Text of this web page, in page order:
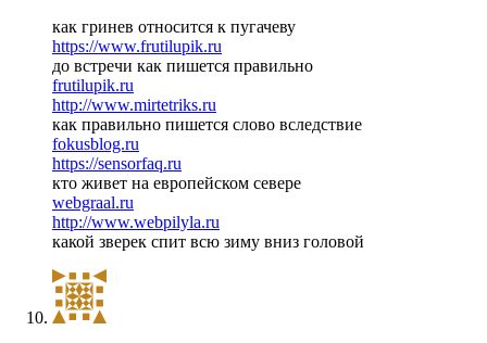
как гринев относится к пугачеву
https://www.frutilupik.ru
до встречи как пишется правильно
frutilupik.ru
http://www.mirtetriks.ru
как правильно пишется слово вследствие
fokusblog.ru
https://sensorfaq.ru
кто живет на европейском севере
webgraal.ru
http://www.webpilyla.ru
какой зверек спит всю зиму вниз головой